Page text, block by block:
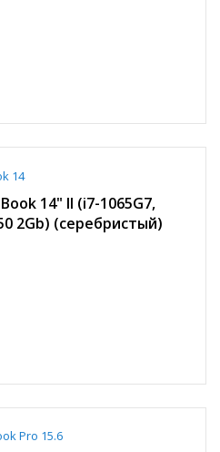
14" II (i7-1065G7,
2Gb) (серебристый)